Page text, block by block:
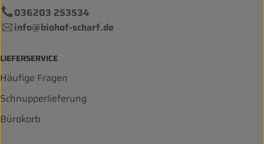
036203 253534
info@biohof-scharf.de
LIEFERSERVICE
Häufige Fragen
Schnupperlieferung
Bürokorb